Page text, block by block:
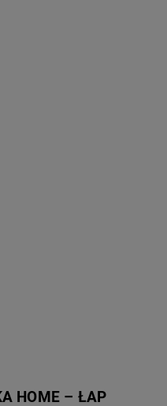
HOME – ŁAP